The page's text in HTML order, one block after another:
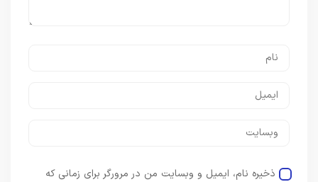
ذخیره نام، ایمیل و وبسایت من در مرورگر برای زمانی که